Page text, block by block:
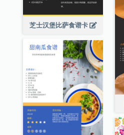
芝士汉堡比萨食谱卡